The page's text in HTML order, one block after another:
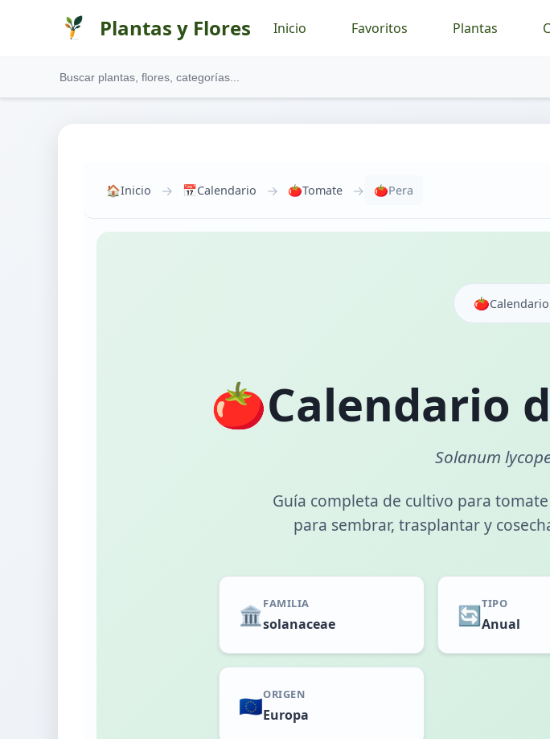
Plantas y Flores Inicio Favoritos Plantas
🏠Inicio → 📅Calendario → 🍅Tomate → 🍅Pera
🍅
🍅Calendario
Solanum
Guía completa de cultivo para
para sembrar, trasplantar y
🏛️FAMILIA
solanaceae 🔄TIPO
Anual
🇪🇺ORIGEN
Europa